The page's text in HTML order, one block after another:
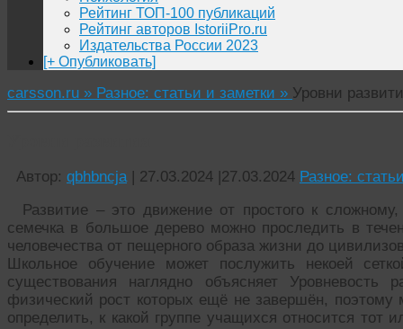
Рейтинг ТОП-100 публикаций
Рейтинг авторов IstoriiPro.ru
Издательства России 2023
[+ Опубликовать]
carsson.ru » Разное: статьи и заметки » Уровни
Автор: qbhbncja | 27.03.2024 |27.03.2024 Разное:
Развитие – это движение от простого к
семечка в большое дерево можно проследить в
человечества от пещерного образа жизни до
Школьное обучение может послужить некоей
существования наглядно объясняет Уровневость
физический рост которых ещё не завершён, поэтому
определить, к какой группе учащихся относится тот